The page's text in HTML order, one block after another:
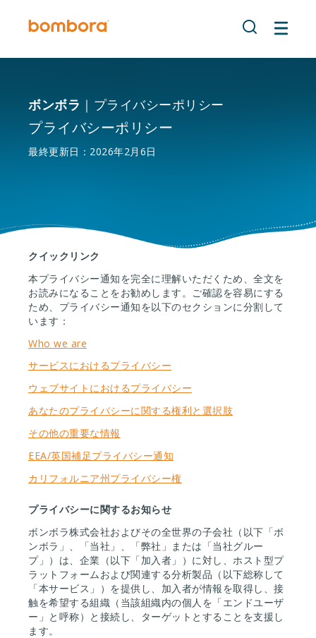
ン
ボンボラ ｜プライバシーポリシー
プライバシーポリシー
最終更新日：2026年2月6日
クイックリンク
本プライバシー通知を完全に理解いただくため、全文を
お読みになることをお勧めします。ご確認を容易にする
ため、プライバシー通知を以下のセクションに分割して
います：
Who we are
サービスにおけるプライバシー
ウェブサイトにおけるプライバシー
あなたのプライバシーに関する権利と選択肢
その他の重要な情報
EEA/英国補足プライバシー通知
カリフォルニア州プライバシー権
プライバシーに関するお知らせ
ボンボラ株式会社およびその全世界の子会社（以下「ボ
ンボラ」、「当社」、「弊社」または「当社グルー
プ」）は、企業（以下「加入者」）に対し、ホスト型プ
ラットフォームおよび関連する分析製品（以下総称して
「本サービス」）を提供し、加入者が情報を取得し、接
触を希望する組織（当該組織内の個人を「エンドユーザ
ー」と呼称）と接続し、ターゲットとすることを支援し
ます。